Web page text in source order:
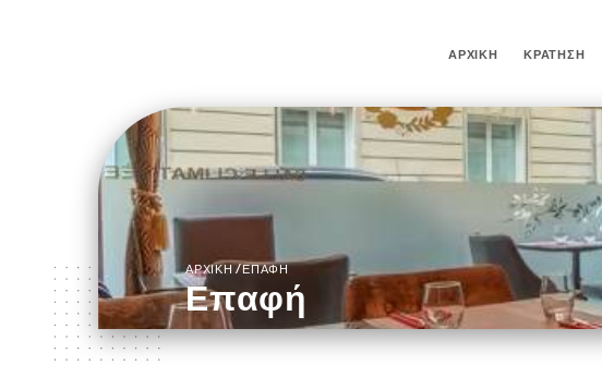
ΑΡΧΙΚΉ ΚΡΆΤΗΣΗ
ΑΡΧΙΚΉ/ΕΠΑΦΉ
Επαφή